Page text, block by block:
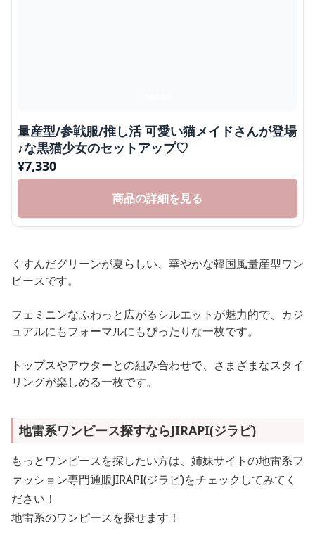
量産型/参戦服/推し活 可愛い猫メイドさんが登場
♪な黒猫少女のセットアップ♡
¥7,330
商品の詳細を見る
くすんだグリーンが夏らしい、華やかな韓国風量産型ワン
ピースです。
フェミニンなふわっと広がるシルエットが魅力的で、カジ
ュアルにもフォーマルにもぴったりな一枚です。
トップスやアウターとの組み合わせで、さまざまなスタイ
リングが楽しめる一枚です。
地雷系ワンピース探すならJIRAPI(ジラピ)
もっとワンピースを探したい方は、姉妹サイトの地雷系フ
ァッション専門通販JIRAPI(ジラピ)をチェックしてみてく
ださい！
地雷系のワンピースを探せます！